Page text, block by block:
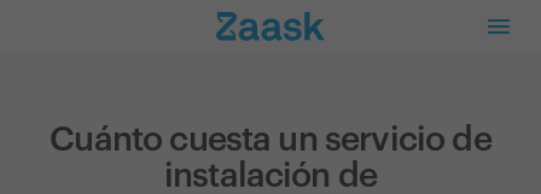
Cuánto cuesta un servicio de
instalación de